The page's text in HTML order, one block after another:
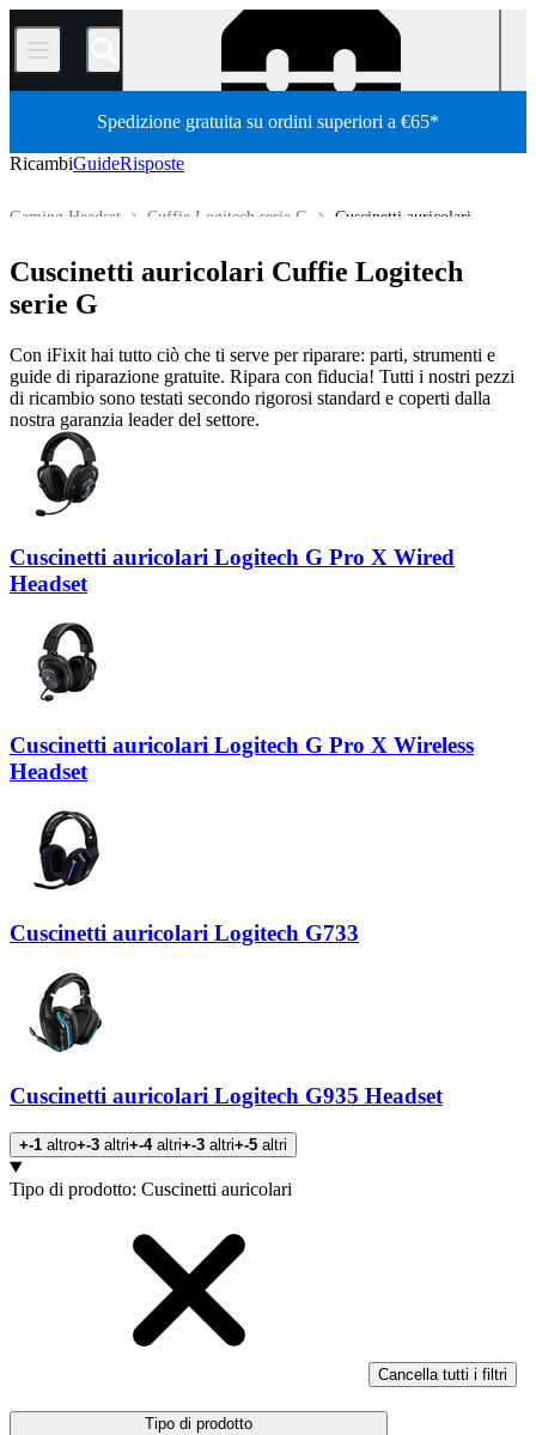
/
Spedizione gratuita su ordini superiori a €65*
RicambiGuideRisposte
Cuscinetti auricolari
Cuffie Logitech serie G
Gaming Headset
Cuscinetti auricolari Cuffie Logitech
serie G
Con iFixit hai tutto ciò che ti serve per riparare: parti, strumenti e
guide di riparazione gratuite. Ripara con fiducia! Tutti i nostri pezzi
di ricambio sono testati secondo rigorosi standard e coperti dalla
nostra garanzia leader del settore.
Cuscinetti auricolari Logitech G Pro X Wired
Headset
Cuscinetti auricolari Logitech G Pro X Wireless
Headset
Cuscinetti auricolari Logitech G733
Cuscinetti auricolari Logitech G935 Headset
+-1 altro+-3 altri+-4altri+-3 altri+-5 altri
Prodotti
Tipo di prodotto: Cuscinetti auricolari
Cancella tutti i filtri
Tipo di prodotto